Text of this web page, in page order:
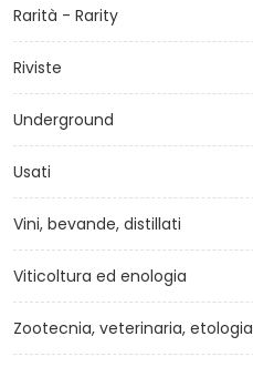
Rarità - Rarity
Riviste
Underground
Usati
Vini, bevande, distillati
Viticoltura ed enologia
Zootecnia, veterinaria, etologia